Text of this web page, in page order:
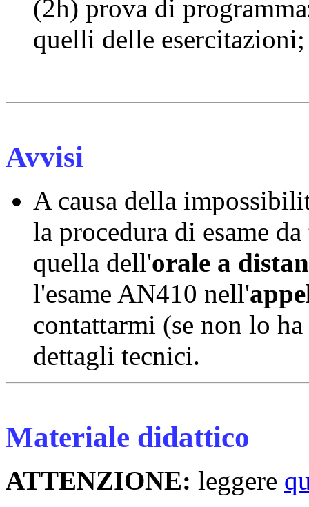
(2h) prova di
quelli delle esercitazioni;
Avvisi
A causa della
la procedura di esame
quella dell'orale a
l'esame AN410 nell'
contattarmi (se non lo
dettagli tecnici.
Materiale didattico
ATTENZIONE: leggere